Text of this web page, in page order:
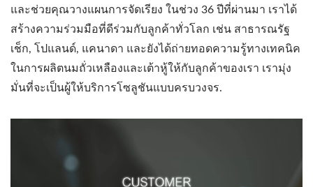
และช่วยคุณวางแผนการจัดเรียง ในช่วง 36 ปีที่ผ่านมา เราได้
สร้างความร่วมมือที่ดีร่วมกับลูกค้าทั่วโลก เช่น สาธารณรัฐ
เช็ก, โปแลนด์, แคนาดา และยังได้ถ่ายทอดความรู้ทางเทคนิค
ในการผลิตนมถั่วเหลืองและเต้าหู้ให้กับลูกค้าของเรา เรามุ่ง
มั่นที่จะเป็นผู้ให้บริการโซลูชันแบบครบวงจร.